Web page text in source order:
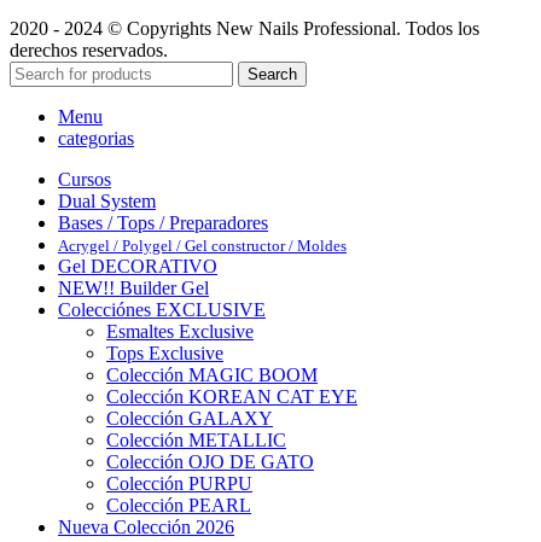
2020 - 2024 © Copyrights New Nails Professional. Todos los
derechos reservados.
Search
Menu
categorias
Cursos
Dual System
Bases / Tops / Preparadores
Acrygel / Polygel / Gel constructor / Moldes
Gel DECORATIVO
NEW!! Builder Gel
Colecciónes EXCLUSIVE
Esmaltes Exclusive
Tops Exclusive
Colección MAGIC BOOM
Colección KOREAN CAT EYE
Colección GALAXY
Colección METALLIC
Colección OJO DE GATO
Colección PURPU
Colección PEARL
Nueva Colección 2026